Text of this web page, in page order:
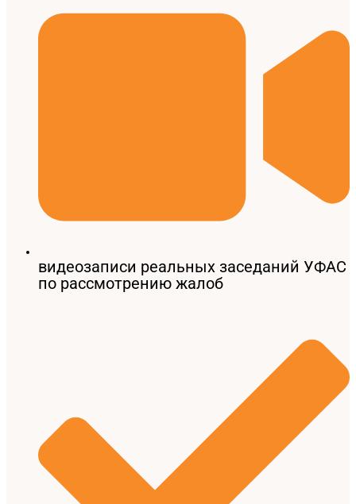
видеозаписи реальных заседаний УФАС
по рассмотрению жалоб